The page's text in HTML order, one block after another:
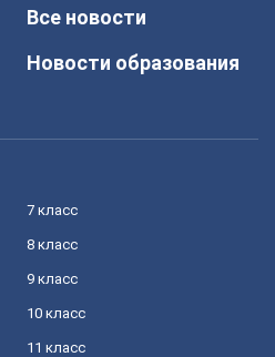
Все новости
Новости образования
7 класс
8 класс
9 класс
10 класс
11 класс